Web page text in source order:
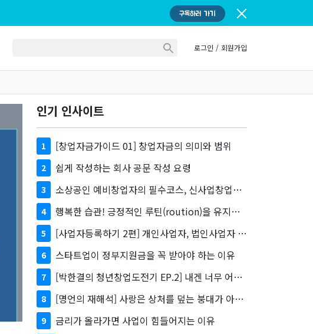
구독하러 가기
로그인 / 회원가입
인기 인사이트
1 [창업자금가이드 01] 창업자금의 의미와 범위
2 쉽게 작성하는 회사 공문 작성 요령
3 소상공인 예비창업자의 필수코스, 신사업창업사관학교 소개
4 행복한 습관! 긍정적인 루틴(roution)을 유지하자
5 [사업자등록하기 2편] 개인사업자, 법인사업자 어떤 사업자를 내야 하죠?
6 스타트업이 정부지원금을 꼭 받아야 하는 이유
7 [박한결의 청년창업도전기 EP.2] 내겐 너무 어려운 발표
8 [명언의 재해석] 사랑은 상처를 덮는 붕대가 아니다.
9 금리가 올라가면 사업이 힘들어지는 이유